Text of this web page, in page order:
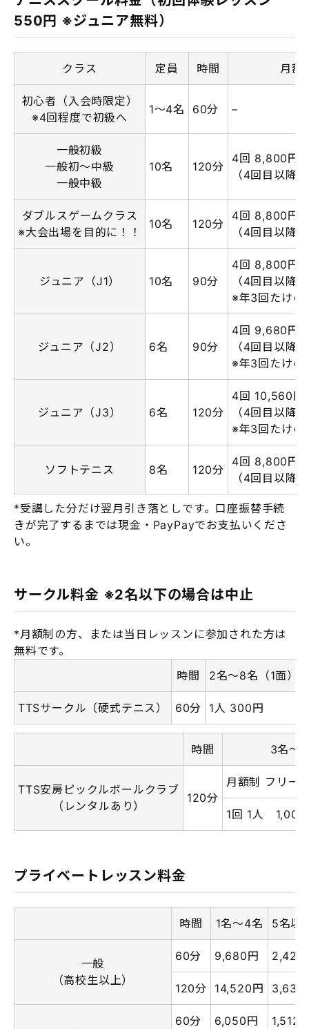
550円 ※ジュニア無料）
クラス 定員 時間 月額
初心者（入会時限定）
※4回程度で初級へ
1～4名 60分 –
一般初級
一般初～中級
一般中級
10名 120分
4回 8,800円
（4回目以降
ダブルスゲームクラス
※大会出場を目的に！！
10名 120分
4回 8,800円
（4回目以降
ジュニア（J1） 10名 90分
4回 8,800円
（4回目以降
※年3回たけの
ジュニア（J2） 6名 90分
4回 9,680円
（4回目以降
※年3回たけの
ジュニア（J3） 6名 120分
4回 10,560円
（4回目以降
※年3回たけの
ソフトテニス 8名 120分
4回 8,800円
（4回目以降
*受講した分だけ翌月引き落としです。口座振替手続
きが完了するまでは現金・PayPayでお支払いくださ
い。
サークル料金 ※2名以下の場合は中止
*月額制の方、または当日レッスンに参加された方は
無料です。
時間
2名～8名（1面）
TTSサークル（硬式テニス） 60分 1人 300円
時間 3名～
TTS安房ピックルボールクラブ
（レンタルあり）
120分
月額制 フリ
1回 1人 1,000
プライベートレッスン料金
時間 1名～4名 5名以
一般
（高校生以上）
60分 9,680円 2,420
120分 14,520円 3,630
60分 6,050円 1,512